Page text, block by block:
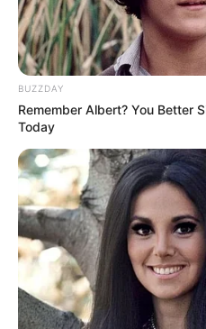
Nyimas Ratu Rafa
BUZZDAY
Remember Albert? You Better
Today